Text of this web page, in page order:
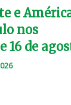
e
nos
16 de